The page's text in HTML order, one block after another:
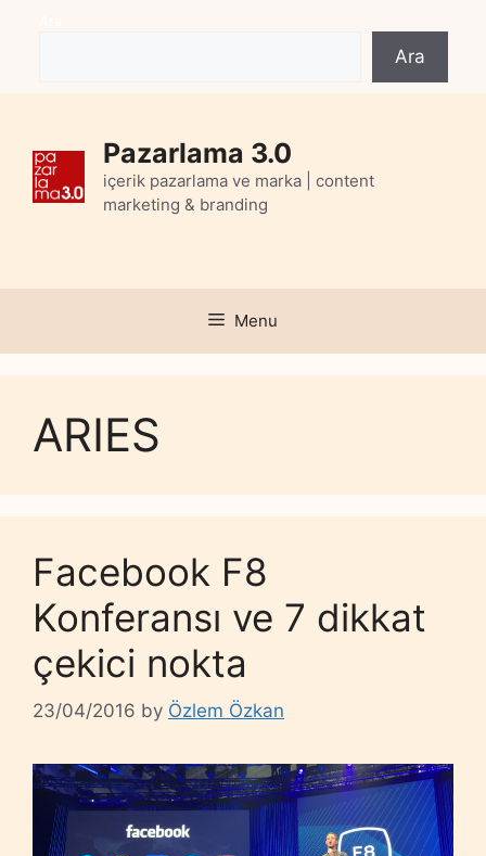
Ara
Pazarlama 3.0
içerik pazarlama ve marka | content
marketing & branding
Menu
ARIES
Facebook F8
Konferansı ve 7 dikkat
çekici nokta
23/04/2016 by Özlem Özkan